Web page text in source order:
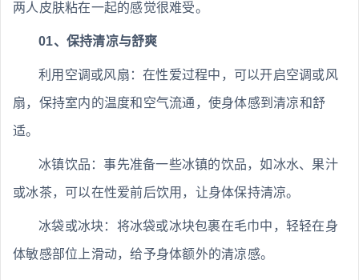
两人皮肤粘在一起的感觉很难受。
01、保持清凉与舒爽
利用空调或风扇：在性爱过程中，可以开启空调或风
扇，保持室内的温度和空气流通，使身体感到清凉和舒
适。
冰镇饮品：事先准备一些冰镇的饮品，如冰水、果汁
或冰茶，可以在性爱前后饮用，让身体保持清凉。
冰袋或冰块：将冰袋或冰块包裹在毛巾中，轻轻在身
体敏感部位上滑动，给予身体额外的清凉感。